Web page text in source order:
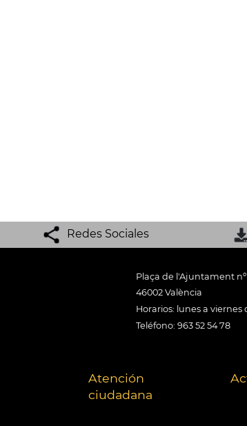
Redes Sociales
Plaça de l'Ajuntament nº
46002 València
Horarios: lunes a viernes
Teléfono: 963 52 54 78
Atención
ciudadana